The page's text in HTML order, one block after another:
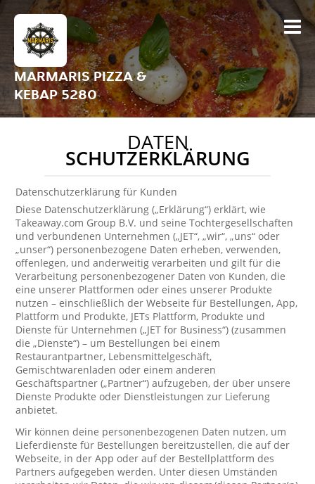
MARMARIS PIZZA &
KEBAP 5280
DATEN
SCHUTZERKLÄRUNG
Datenschutzerklärung für Kunden
Diese Datenschutzerklärung („Erklärung“) erklärt, wie
Takeaway.com Group B.V. und seine Tochtergesellschaften
und verbundenen Unternehmen („JET“, „wir“, „uns“ oder
„unser“) personenbezogene Daten erheben, verwenden,
offenlegen, und anderweitig verarbeiten und gilt für die
Verarbeitung personenbezogener Daten von Kunden, die
eine unserer Plattformen oder eines unserer Produkte
nutzen – einschließlich der Webseite für Bestellungen, App,
Plattform und Produkte, JETs Plattform, Produkte und
Dienste für Unternehmen („JET for Business“) (zusammen
die „Dienste“) – um Bestellungen bei einem
Restaurantpartner, Lebensmittelgeschäft,
Gemischtwarenladen oder einem anderen
Geschäftspartner („Partner“) aufzugeben, der über unsere
Dienste Produkte oder Dienstleistungen zur Lieferung
anbietet.
Wir können deine personenbezogenen Daten nutzen, um
Lieferdienste für Bestellungen bereitzustellen, die auf der
Webseite, in der App oder auf der Bestellplattform des
Partners aufgegeben werden. Unter diesen Umständen